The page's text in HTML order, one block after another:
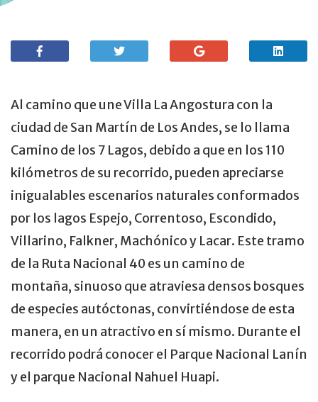
Al camino que une Villa La Angostura con la
ciudad de San Martín de Los Andes, se lo llama
Camino de los 7 Lagos, debido a que en los 110
kilómetros de su recorrido, pueden apreciarse
inigualables escenarios naturales conformados
por los lagos Espejo, Correntoso, Escondido,
Villarino, Falkner, Machónico y Lacar. Este tramo
de la Ruta Nacional 40 es un camino de
montaña, sinuoso que atraviesa densos bosques
de especies autóctonas, convirtiéndose de esta
manera, en un atractivo en sí mismo. Durante el
recorrido podrá conocer el Parque Nacional Lanín
y el parque Nacional Nahuel Huapi.